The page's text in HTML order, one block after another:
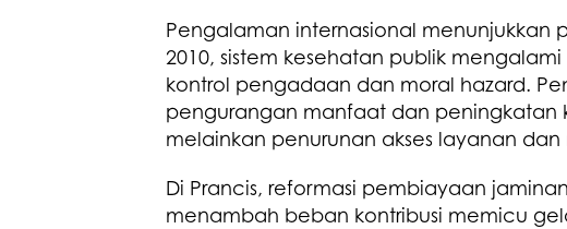
Pengalaman internasional menunjukkan
2010, sistem kesehatan publik
kontrol pengadaan dan moral hazard.
pengurangan manfaat dan peningkatan
melainkan penurunan akses layanan
Di Prancis, reformasi pembiayaan
menambah beban kontribusi memicu